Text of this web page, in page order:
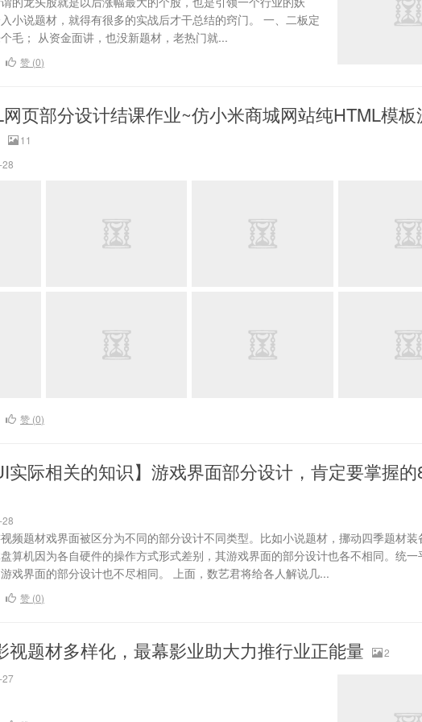
小说题材，就得有很多的实战后才干总结的窍门。 一、二板定
毛； 从资金面讲，也没新题材，老热门就...
赞 (0)
页部分设计结课作业~仿小米商城网站纯HTML模板
11
赞 (0)
实际相关的知识】游戏界面部分设计，肯定要掌握
频题材戏界面被区分为不同的部分设计不同类型。比如小说题材，挪动四季题材装
算机因为各自硬件的操作方式形式差别，其游戏界面的部分设计也各不相同。统一
戏界面的部分设计也不尽相同。 上面，数艺君将给各人解说几...
赞 (0)
视题材多样化，最幕影业助大力推行业正能量
2
27